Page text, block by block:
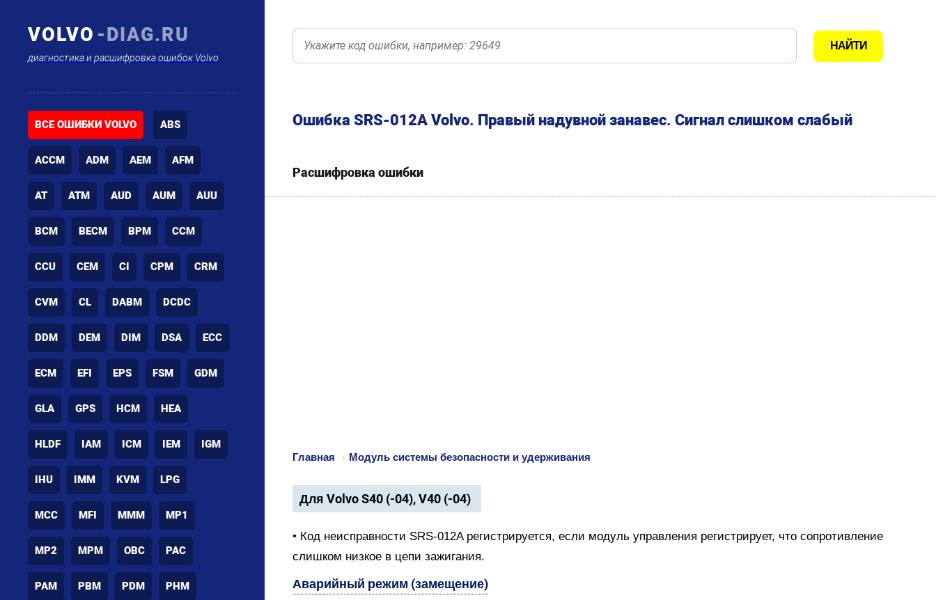
VOLVO -DIAG.RU
диагностика и расшифровка ошибок Volvo
ВСЕ ОШИБКИ VOLVO ABS
ACCM ADM AEM AFM
AT ATM AUD AUM AUU
BCM BECM BPM CCM
CCU CEM CI CPM CRM
CVM CL DABM DCDC
DDM DEM DIM DSA ECC
ECM EFI EPS FSM GDM
GLA GPS HCM HEA
HLDF IAM ICM IEM IGM
IHU IMM KVM LPG
MCC MFI MMM MP1
MP2 MPM OBC PAC
PAM PBM PDM PHM
Ошибка SRS-012A Volvo. Правый надувной занавес. Сигнал слишком слабый
Расшифровка ошибки
Главная › Модуль системы безопасности и удерживания
Для Volvo S40 (-04), V40 (-04)
• Код неисправности SRS-012A регистрируется, если модуль управления регистрирует, что сопротивление
слишком низкое в цепи зажигания.
Аварийный режим (замещение)